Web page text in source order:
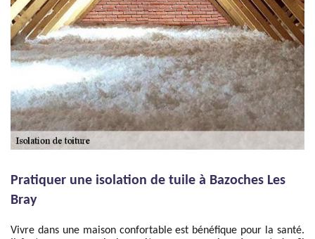
Pratiquer une isolation de tuile à Bazoches Les
Bray
Vivre dans une maison confortable est bénéfique pour la santé.